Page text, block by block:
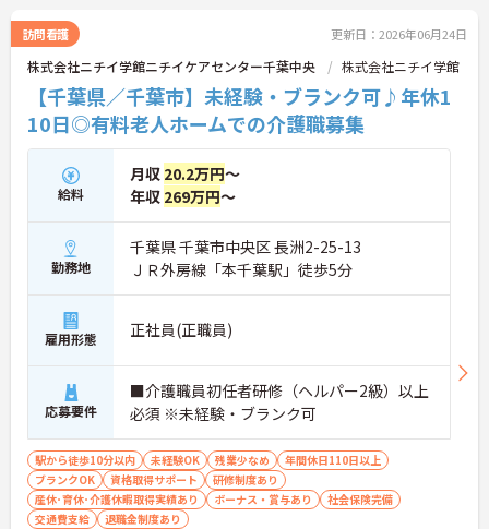
テージの変化に合わせて収入面を支える福利厚生が
網羅されている点も強みです。20代の若手から60代
のシニア世代まで幅広い年代が活躍しており、成長
意欲の高い方から、安定した環境で長く働き続けた
い40代・50代の方まで、誰もが安心して自分らしく
活躍できるおすすめの求人です。
＜幅広い世代が助け合う、あたたかい人間関係＞20
代の若手スタッフから、30～50代の中堅・主婦
（夫）層、そして60代のシニア世代まで、幅広い年
代のスタッフが和気あいあいと活躍しています。
「人が好き」という思いを持った、仲間思いのスタ
ッフばかりです。仕事の悩みや困りごとも気軽に相
談しやすく、フロア全体でしっかり情報を共有して
ことなく安心して働けます。
＜未経験・ブランクからでも着実にプロへ成長＞介
護のお仕事が初めての方や、お仕事から離れていた
ブランクのある方でも大歓迎の職場です。入社後
は、頼りになる先輩スタッフと一緒に実務を行いな
がら基本から丁寧に学べるOJT体制が整っていま
す。さらに、介護技術や保険制度について学べる研
修も用意されているため、自分のペースで段階的に
スキルアップし、確かな自信をつけていくことがで
きます。
訪問看護 更新日：2026年06月24日
株式会社ニチイ学館ニチイケアセンター千葉中央 株式会社ニチイ学館
【千葉県／千葉市】未経験・ブランク可♪年休1
10日◎有料老人ホームでの介護職募集
給料
月収 20.2万円～
年収 269万円～
勤務地
千葉県 千葉市中央区 長洲2-25-13
ＪＲ外房線「本千葉駅」徒歩5分
雇用形態 正社員(正職員)
応募要件
■介護職員初任者研修（ヘルパー2級）以上
必須 ※未経験・ブランク可
駅から徒歩10分以内 未経験OK 残業少なめ
年間休日110日以上
ブランクOK
資格取得サポート
研修制度あり
産休･育休･介護休暇取得実績あり
ボーナス・賞与あり
社会保険完備
交通費支給
退職金制度あり